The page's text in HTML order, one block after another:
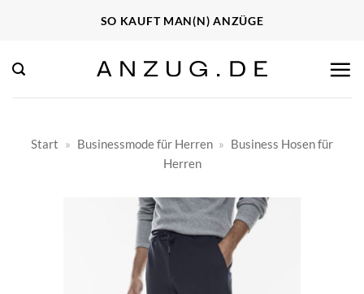
springen
SO KAUFT MAN(N) ANZÜGE
Start » Businessmode für Herren » Business Hosen für
Herren